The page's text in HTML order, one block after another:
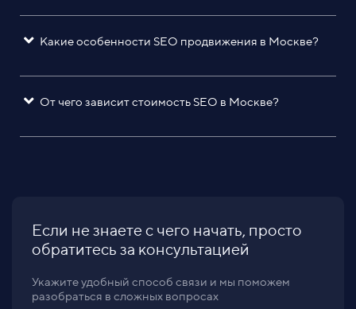
Какие особенности SEO продвижения в Москве?
От чего зависит стоимость SEO в Москве?
Если не знаете с чего начать, просто
обратитесь за консультацией
Укажите удобный способ связи и мы поможем
разобраться в сложных вопросах